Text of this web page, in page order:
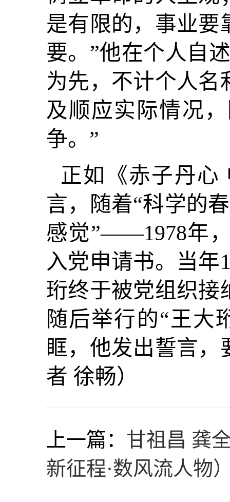
是有限的，事业要
要。”他在个人自
为先，不计个人名
及顺应实际情况
争。”
正如《赤子丹
言，随着“科学的
感觉”——1978年
入党申请书。当年
珩终于被党组织接
随后举行的“王大
眶，他发出誓言
者 徐畅）
上一篇： 甘祖昌 龚
新征程·数风流人物